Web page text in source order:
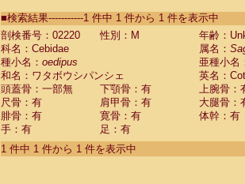
CebidaeSaguinus labiatus(0)
Cebidae Saguinus leucopus (0)
Cebidae
Cebidae
CebidaeSaguinus nigricollis (0)
Cebidae Saguinus oedipus
Cebidae Saguinus weddelli
Cebidae Saguinusspp.
Cebidae Aotus trivirgatus
Cebidae Cebus albifrons
■検索結果-----------1 件中 1 件から 1 件を表示中
剖検番号：02220
性別：M
年齢：
科名：Cebidae
属名：
種小名： oedipus
亜種小名
和名：ワタボウシパンシェ
英名：
頭蓋骨：一部無
下顎骨：有
上腕骨：
尺骨：有
肩甲骨：有
大腿骨：
腓骨：有
寛骨：有
体幹：有
手：有
足：有
1 件中 1 件から 1 件を表示中